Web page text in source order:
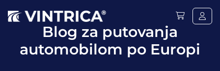
Blog za putovanja
automobilom po Europi